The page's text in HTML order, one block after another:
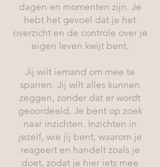
dagen en momenten zijn. Je
hebt het gevoel dat je het
overzicht en de controle over je
eigen leven kwijt bent.
Jij wilt iemand om mee te
sparren. Jij wilt alles kunnen
zeggen, zonder dat er wordt
geoordeeld. Je bent op zoek
naar inzichten. Inzichten in
jezelf, wie jij bent, waarom je
reageert en handelt zoals je
doet, zodat je hier iets mee